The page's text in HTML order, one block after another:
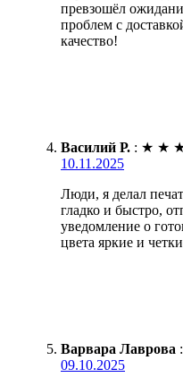
превзошёл
проблем с
качество!
Василий Р. : ★ ★
10.11.2025
Люди, я делал
гладко и быстро,
уведомление о
цвета яркие и
Варвара Лаврова :
09.10.2025